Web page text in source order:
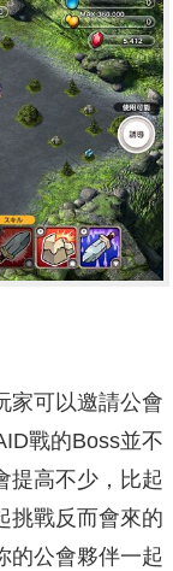
家可以邀請公會
戰的Boss並不
提高不少，比起
挑戰反而會來的
的公會夥伴一起